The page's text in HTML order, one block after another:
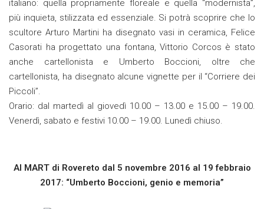
italiano: quella propriamente floreale e quella “modernista”,
più inquieta, stilizzata ed essenziale. Si potrà scoprire che lo
scultore Arturo Martini ha disegnato vasi in ceramica, Felice
Casorati ha progettato una fontana, Vittorio Corcos è stato
anche cartellonista e Umberto Boccioni, oltre che
cartellonista, ha disegnato alcune vignette per il “Corriere dei
Piccoli”.
Orario: dal martedì al giovedì 10.00 – 13.00 e 15.00 – 19.00.
Venerdì, sabato e festivi 10.00 – 19.00. Lunedì chiuso.
Al MART di Rovereto dal 5 novembre 2016 al 19 febbraio
2017: “Umberto Boccioni, genio e memoria”